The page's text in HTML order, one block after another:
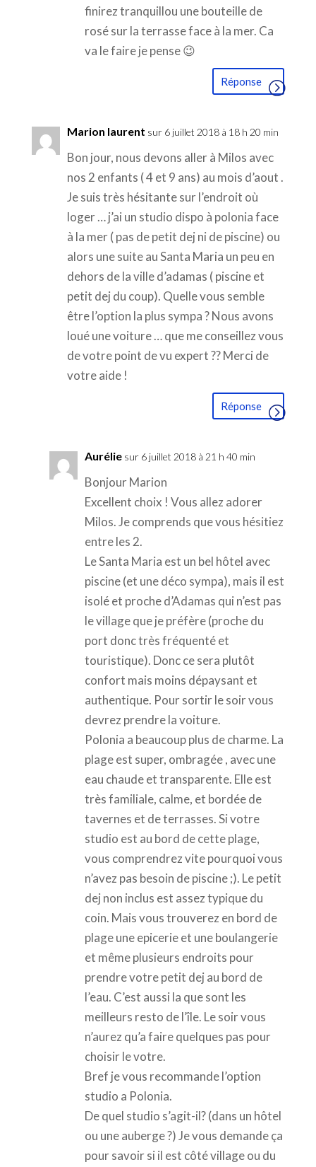
finirez tranquillou une bouteille de
rosé sur la terrasse face à la mer. Ca
va le faire je pense 😉
Réponse
Marion laurent sur 6 juillet 2018 à 18 h 20 min
Bon jour, nous devons aller à Milos avec
nos 2 enfants ( 4 et 9 ans) au mois d’aout .
Je suis très hésitante sur l’endroit où
loger … j’ai un studio dispo à polonia face
à la mer ( pas de petit dej ni de piscine) ou
alors une suite au Santa Maria un peu en
dehors de la ville d’adamas ( piscine et
petit dej du coup). Quelle vous semble
être l’option la plus sympa ? Nous avons
loué une voiture … que me conseillez vous
de votre point de vu expert ?? Merci de
votre aide !
Réponse
Aurélie sur 6 juillet 2018 à 21 h 40 min
Bonjour Marion
Excellent choix ! Vous allez adorer
Milos. Je comprends que vous hésitiez
entre les 2.
Le Santa Maria est un bel hôtel avec
piscine (et une déco sympa), mais il est
isolé et proche d’Adamas qui n’est pas
le village que je préfère (proche du
port donc très fréquenté et
touristique). Donc ce sera plutôt
confort mais moins dépaysant et
authentique. Pour sortir le soir vous
devrez prendre la voiture.
Polonia a beaucoup plus de charme. La
plage est super, ombragée , avec une
eau chaude et transparente. Elle est
très familiale, calme, et bordée de
tavernes et de terrasses. Si votre
studio est au bord de cette plage,
vous comprendrez vite pourquoi vous
n’avez pas besoin de piscine ;). Le petit
dej non inclus est assez typique du
coin. Mais vous trouverez en bord de
plage une epicerie et une boulangerie
et même plusieurs endroits pour
prendre votre petit dej au bord de
l’eau. C’est aussi la que sont les
meilleurs resto de l’île. Le soir vous
n’aurez qu’a faire quelques pas pour
choisir le votre.
Bref je vous recommande l’option
studio a Polonia.
De quel studio s’agit-il? (dans un hôtel
ou une auberge ?) Je vous demande ça
pour savoir si il est côté village ou du